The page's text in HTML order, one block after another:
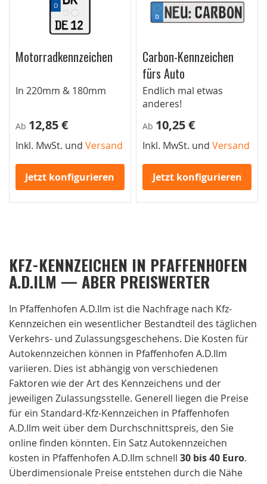
Motorradkennzeichen
In 220mm & 180mm
Ab 12,85 €
Inkl. MwSt. und Versand
Jetzt konfigurieren
Carbon-Kennzeichen
fürs Auto
Endlich mal etwas
anderes!
Ab 10,25 €
Inkl. MwSt. undVersand
Jetzt konfigurieren
KFZ-KENNZEICHEN IN PFAFFENHOFEN
A.D.ILM — ABER PREISWERTER
In Pfaffenhofen A.D.Ilm ist die Nachfrage nach Kfz-
Kennzeichen ein wesentlicher Bestandteil des täglichen
Verkehrs- und Zulassungsgeschehens. Die Kosten für
Autokennzeichen können in Pfaffenhofen A.D.Ilm
variieren. Dies ist abhängig von verschiedenen
Faktoren wie der Art des Kennzeichens und der
jeweiligen Zulassungsstelle. Generell liegen die Preise
für ein Standard-Kfz-Kennzeichen in Pfaffenhofen
A.D.Ilm weit über dem Durchschnittspreis, den Sie
online finden könnten. Ein Satz Autokennzeichen
kosten in Pfaffenhofen A.D.Ilm schnell 30 bis 40 Euro.
Überdimensionale Preise entstehen durch die Nähe